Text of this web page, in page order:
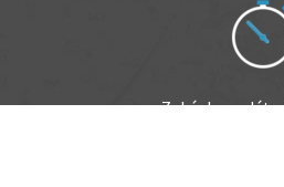
Zakázku